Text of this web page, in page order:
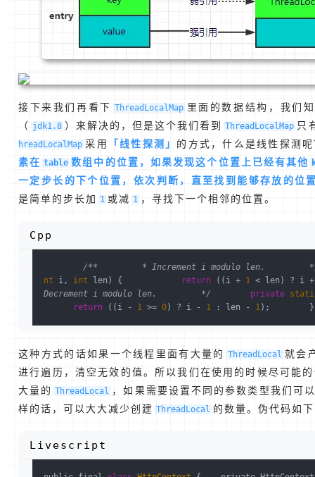
接下来我们再看下 ThreadLocalMap 里面的数据结构，我们
（ jdk1.8 ）来解决的，但是这个我们看到 ThreadLocalMap 只
hreadLocalMap 采用 「线性探测」 的方式，什么是线性探测
素在 table 数组中的位置，如果发现这个位置上已经有其他
一定步长的下个位置，依次判断，直至找到能够存放的位
是简单的步长加
1 或减 1 ，寻找下一个相邻的位置。
/**         * Increment i modulo len.
nt i, int len) { return ((i + 1 < len) ? i
Decrement i modulo len.         */
private
return ((i - 1 >= 0) ? i - 1 : len - 1);        }
Cpp
这种方式的话如果一个线程里面有大量的 ThreadLocal 就会
进行遍历，清空无效的值。所以我们在使用的时候尽可能
大量的 ThreadLocal ，如果需要设置不同的参数类型我们可
样的话，可以大大减少创建 ThreadLocal 的数量。伪代码如
Livescript